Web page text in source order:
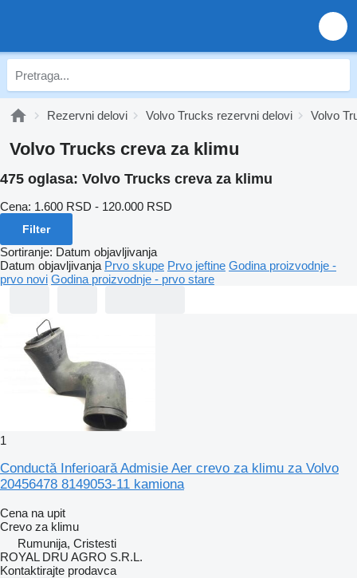
Rezervni delovi Volvo Trucks rezervni delovi Volvo
Volvo Trucks creva za klimu
475 oglasa: Volvo Trucks creva za klimu
Cena: 1.600 RSD - 120.000 RSD
Filter
Sortiranje: Datum objavljivanja
Datum objavljivanja Prvo skupe Prvo jeftine Godina proizvodnje -
prvo novi Godina proizvodnje - prvo stare
1
Conductă Inferioară Admisie Aer crevo za klimu za Volvo
20456478 8149053-11 kamiona
Cena na upit
Crevo za klimu
Rumunija, Cristesti
ROYAL DRU AGRO S.R.L.
Kontaktirajte prodavca